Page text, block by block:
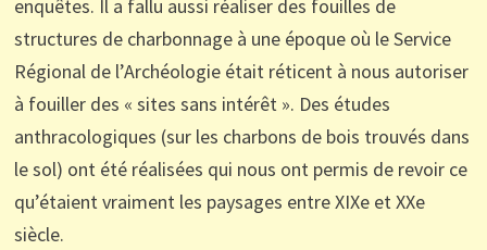
enquêtes. Il a fallu aussi réaliser des fouilles de
structures de charbonnage à une époque où le Service
Régional de l’Archéologie était réticent à nous autoriser
à fouiller des « sites sans intérêt ». Des études
anthracologiques (sur les charbons de bois trouvés dans
le sol) ont été réalisées qui nous ont permis de revoir ce
qu’étaient vraiment les paysages entre XIXe et XXe
siècle.